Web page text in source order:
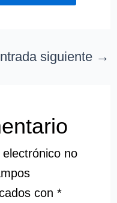
siguiente →
no
con *